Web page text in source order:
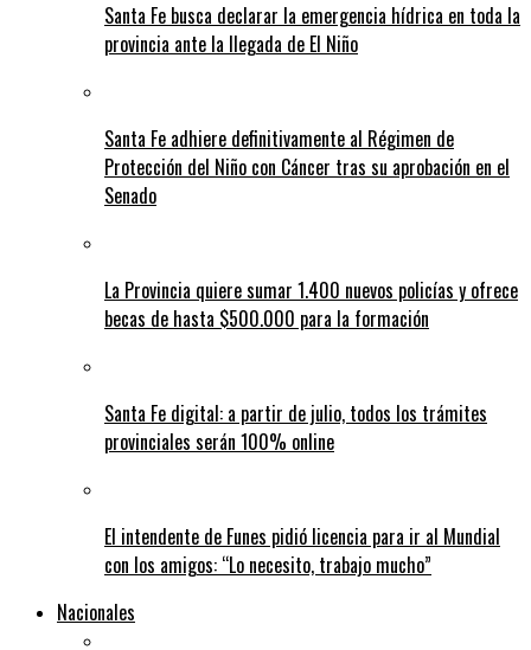
Santa Fe busca declarar la emergencia hídrica en toda la
provincia ante la llegada de El Niño
Santa Fe adhiere definitivamente al Régimen de
Protección del Niño con Cáncer tras su aprobación en el
Senado
La Provincia quiere sumar 1.400 nuevos policías y ofrece
becas de hasta $500.000 para la formación
Santa Fe digital: a partir de julio, todos los trámites
provinciales serán 100% online
El intendente de Funes pidió licencia para ir al Mundial
con los amigos: “Lo necesito, trabajo mucho”
Nacionales